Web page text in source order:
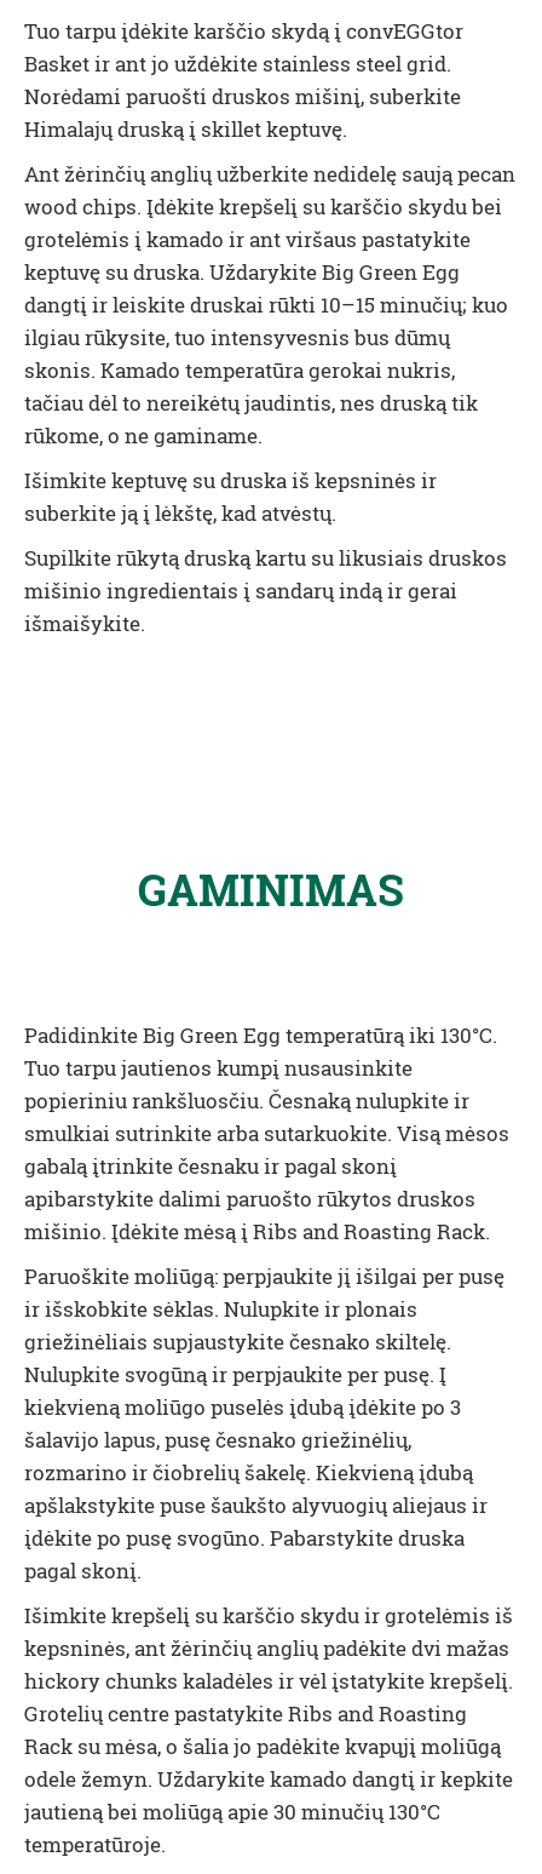
Tuo tarpu įdėkite karščio skydą į convEGGtor
Basket ir ant jo uždėkite stainless steel grid.
Norėdami paruošti druskos mišinį, suberkite
Himalajų druską į skillet keptuvę.
Ant žėrinčių anglių užberkite nedidelę saują pecan
wood chips. Įdėkite krepšelį su karščio skydu bei
grotelėmis į kamado ir ant viršaus pastatykite
keptuvę su druska. Uždarykite Big Green Egg
dangtį ir leiskite druskai rūkti 10–15 minučių; kuo
ilgiau rūkysite, tuo intensyvesnis bus dūmų
skonis. Kamado temperatūra gerokai nukris,
tačiau dėl to nereikėtų jaudintis, nes druską tik
rūkome, o ne gaminame.
Išimkite keptuvę su druska iš kepsninės ir
suberkite ją į lėkštę, kad atvėstų.
Supilkite rūkytą druską kartu su likusiais druskos
mišinio ingredientais į sandarų indą ir gerai
išmaišykite.
GAMINIMAS
Padidinkite Big Green Egg temperatūrą iki 130°C.
Tuo tarpu jautienos kumpį nusausinkite
popieriniu rankšluosčiu. Česnaką nulupkite ir
smulkiai sutrinkite arba sutarkuokite. Visą mėsos
gabalą įtrinkite česnaku ir pagal skonį
apibarstykite dalimi paruošto rūkytos druskos
mišinio. Įdėkite mėsą į Ribs and Roasting Rack.
Paruoškite moliūgą: perpjaukite jį išilgai per pusę
ir išskobkite sėklas. Nulupkite ir plonais
griežinėliais supjaustykite česnako skiltelę.
Nulupkite svogūną ir perpjaukite per pusę. Į
kiekvieną moliūgo puselės įdubą įdėkite po 3
šalavijo lapus, pusę česnako griežinėlių,
rozmarino ir čiobrelių šakelę. Kiekvieną įdubą
apšlakstykite puse šaukšto alyvuogių aliejaus ir
įdėkite po pusę svogūno. Pabarstykite druska
pagal skonį.
Išimkite krepšelį su karščio skydu ir grotelėmis iš
kepsninės, ant žėrinčių anglių padėkite dvi mažas
hickory chunks kaladėles ir vėl įstatykite krepšelį.
Grotelių centre pastatykite Ribs and Roasting
Rack su mėsa, o šalia jo padėkite kvapųjį moliūgą
odele žemyn. Uždarykite kamado dangtį ir kepkite
jautieną bei moliūgą apie 30 minučių 130°C
temperatūroje.